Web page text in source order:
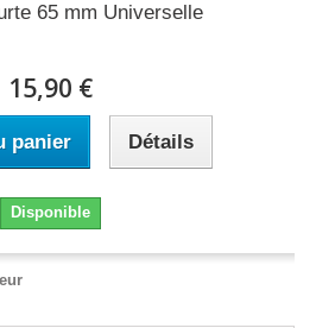
65 mm Universelle
15,90 €
panier Détails
Disponible